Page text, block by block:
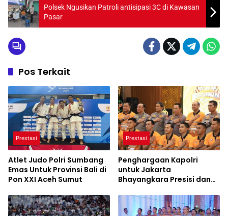
Polsek Ngusikan Patroli antisipasi 3C di Kawasan
Pasar
Pos Terkait
Prestasi
Atlet Judo Polri Sumbang
Emas Untuk Provinsi Bali di
Pon XXI Aceh Sumut
Prestasi
Penghargaan Kapolri
untuk Jakarta
Bhayangkara Presisi dan
prestasi di Proliga 2024